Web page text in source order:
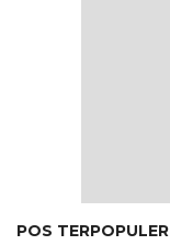
POS TERPOPULER